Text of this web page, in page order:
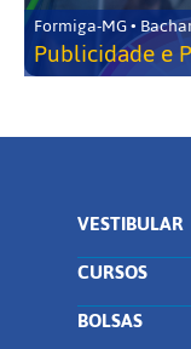
Formiga-MG •
Publicidade e
VESTIBULAR
CURSOS
BOLSAS